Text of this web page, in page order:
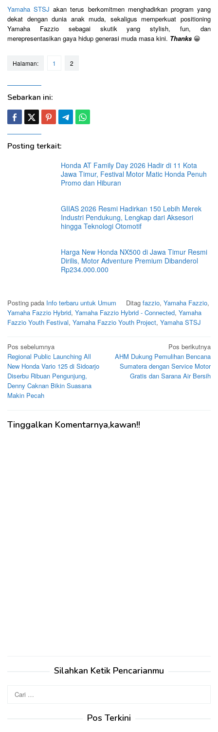
Yamaha STSJ akan terus berkomitmen menghadirkan program yang
dekat dengan dunia anak muda, sekaligus memperkuat positioning
Yamaha Fazzio sebagai skutik yang stylish, fun, dan
merepresentasikan gaya hidup generasi muda masa kini. Thanks 😀
Halaman: 1 2
Sebarkan ini:
Posting terkait:
Honda AT Family Day 2026 Hadir di 11 Kota
Jawa Timur, Festival Motor Matic Honda Penuh
Promo dan Hiburan
GIIAS 2026 Resmi Hadirkan 150 Lebih Merek
Industri Pendukung, Lengkap dari Aksesori
hingga Teknologi Otomotif
Harga New Honda NX500 di Jawa Timur Resmi
Dirilis, Motor Adventure Premium Dibanderol
Rp234.000.000
Posting pada Info terbaru untuk Umum Ditag fazzio, Yamaha Fazzio,
Yamaha Fazzio Hybrid, Yamaha Fazzio Hybrid - Connected, Yamaha
Fazzio Youth Festival, Yamaha Fazzio Youth Project, Yamaha STSJ
Navigasi
pos
Pos sebelumnya
Regional Public Launching All
New Honda Vario 125 di Sidoarjo
Diserbu Ribuan Pengunjung,
Denny Caknan Bikin Suasana
Makin Pecah
Pos berikutnya
AHM Dukung Pemulihan Bencana
Sumatera dengan Service Motor
Gratis dan Sarana Air Bersih
Tinggalkan Komentarnya,kawan!!
Silahkan Ketik Pencarianmu
untuk:
Pos Terkini